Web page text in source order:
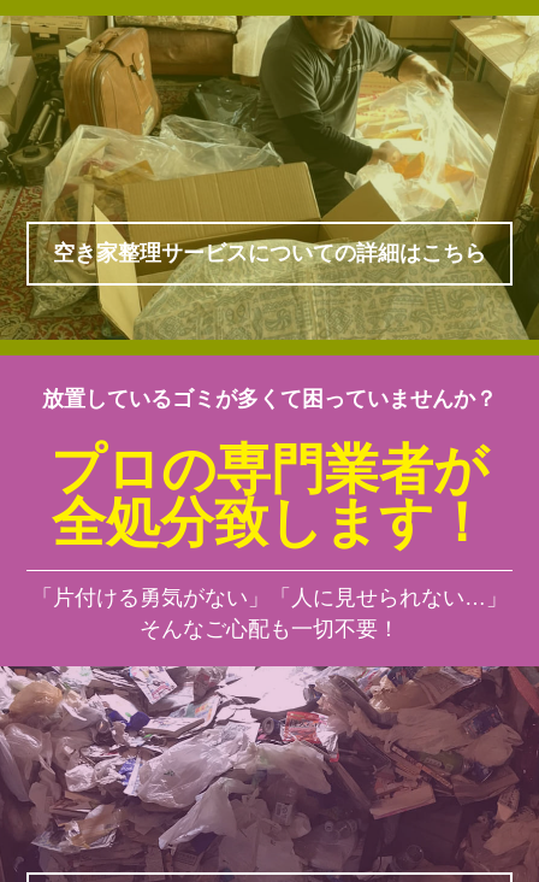
空き家整理サービスについての詳細はこちら
放置しているゴミが多くて困っていませんか？
プロの専門業者が
全処分致します！
「片付ける勇気がない」「人に見せられない…」
そんなご心配も一切不要！